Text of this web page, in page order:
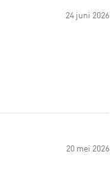
24 juni 2026
20 mei 2026